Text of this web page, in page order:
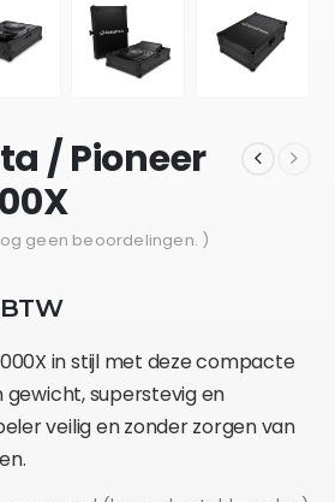
/ Pioneer
geen beoordelingen. )
in stijl met deze compacte
gewicht, superstevig en
veilig en zonder zorgen van